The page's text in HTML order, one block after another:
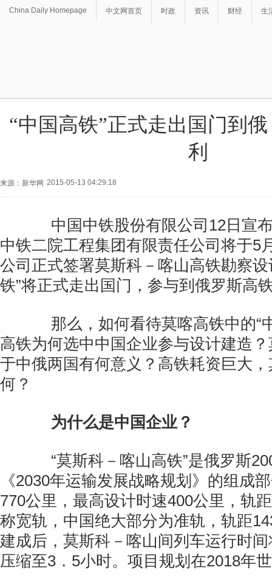
China Daily Homepage 中文网首页 时政 资讯 财经 生
“中国高铁”正式走出国门到
利
来源：新华网 2015-05-13 04:29:18
中国中铁股份有限公司12日宣布
中铁二院工程集团有限责任公司将于5
公司正式签署莫斯科－喀山高铁勘察
铁”将正式走出国门，参与到俄罗斯高
那么，如何看待莫喀高铁中的“
高铁为何选中中国企业参与设计建造
于中俄两国有何意义？高铁耗资巨大
何？
为什么是中国企业？
“莫斯科－喀山高铁”是俄罗斯
《2030年运输发展战略规划》的组成
770公里，最高设计时速400公里，轨
称宽轨，中国绝大部分为准轨，轨距
建成后，莫斯科－喀山间列车运行时
压缩至3．5小时。项目规划在2018年